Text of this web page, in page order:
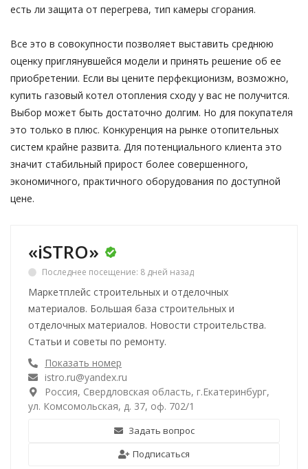
есть ли защита от перегрева, тип камеры сгорания.
Все это в совокупности позволяет выставить среднюю
оценку приглянувшейся модели и принять решение об ее
приобретении. Если вы цените перфекционизм, возможно,
купить газовый котел отопления сходу у вас не получится.
Выбор может быть достаточно долгим. Но для покупателя
это только в плюс. Конкуренция на рынке отопительных
систем крайне развита. Для потенциального клиента это
значит стабильный прирост более совершенного,
экономичного, практичного оборудования по доступной
цене.
«iSTRO»
Последнее посещение: 8 дней назад
Маркетплейс строительных и отделочных
материалов. Большая база строительных и
отделочных материалов. Новости строительства.
Статьи и советы по ремонту.
Показать номер
istro.ru@yandex.ru
Россия, Свердловская область, г.Екатеринбург,
ул. Комсомольская, д. 37, оф. 702/1
Задать вопрос
Подписаться